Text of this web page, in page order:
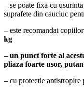
– se poate fixa cu
suprafete din cauciuc
– este recomandat
kg
–un punct forte al
pliaza foarte usor,
– cu protectie antistropire